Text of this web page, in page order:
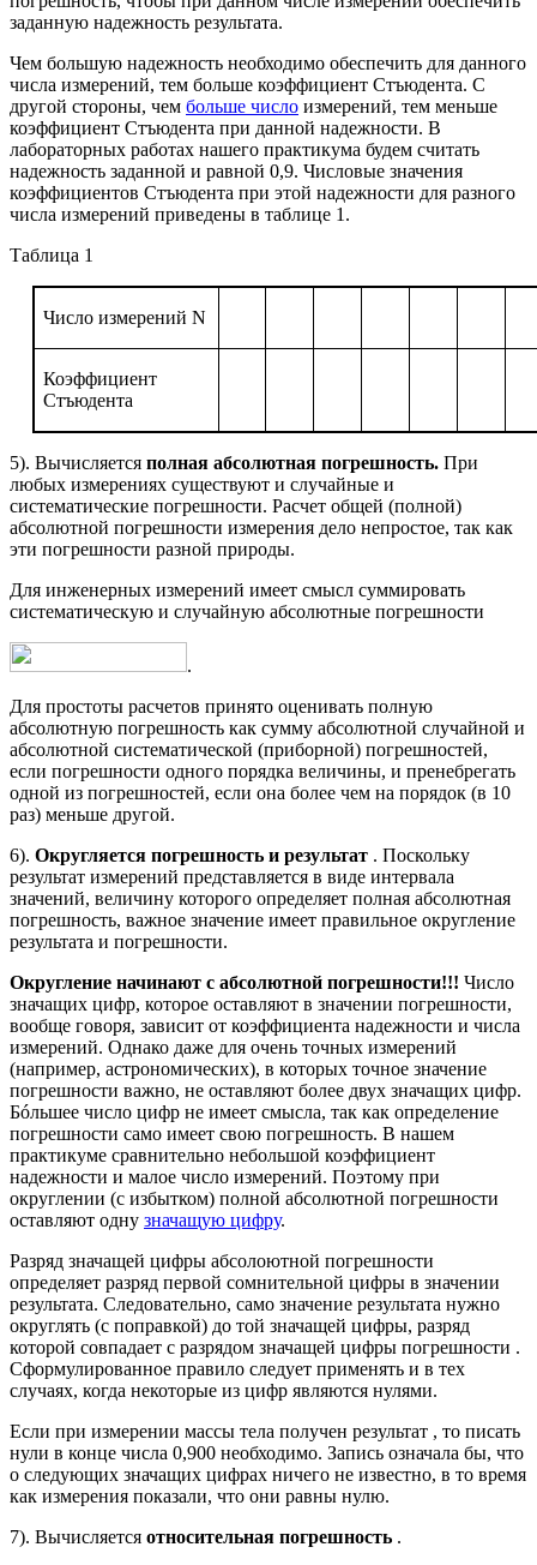
заданную надежность результата.
Чем большую надежность необходимо обеспечить для данного
числа измерений, тем больше коэффициент Стъюдента. С
другой стороны, чем больше число измерений, тем меньше
коэффициент Стъюдента при данной надежности. В
лабораторных работах нашего практикума будем считать
надежность заданной и равной 0,9. Числовые значения
коэффициентов Стъюдента при этой надежности для разного
числа измерений приведены в таблице 1.
Таблица 1
Число измерений N
Коэффициент
Стъюдента
5). Вычисляется полная абсолютная погрешность. При
любых измерениях существуют и случайные и
систематические погрешности. Расчет общей (полной)
абсолютной погрешности измерения дело непростое, так как
эти погрешности разной природы.
Для инженерных измерений имеет смысл суммировать
систематическую и случайную абсолютные погрешности
.
Для простоты расчетов принято оценивать полную
абсолютную погрешность как сумму абсолютной случайной и
абсолютной систематической (приборной) погрешностей,
если погрешности одного порядка величины, и пренебрегать
одной из погрешностей, если она более чем на порядок (в 10
раз) меньше другой.
6). Округляется погрешность и результат . Поскольку
результат измерений представляется в виде интервала
значений, величину которого определяет полная абсолютная
погрешность, важное значение имеет правильное округление
результата и погрешности.
Округление начинают с абсолютной погрешности!!! Число
значащих цифр, которое оставляют в значении погрешности,
вообще говоря, зависит от коэффициента надежности и числа
измерений. Однако даже для очень точных измерений
(например, астрономических), в которых точное значение
погрешности важно, не оставляют более двух значащих цифр.
Бóльшее число цифр не имеет смысла, так как определение
погрешности само имеет свою погрешность. В нашем
практикуме сравнительно небольшой коэффициент
надежности и малое число измерений. Поэтому при
округлении (с избытком) полной абсолютной погрешности
оставляют одну значащую цифру.
Разряд значащей цифры абсолоютной погрешности
определяет разряд первой сомнительной цифры в значении
результата. Следовательно, само значение результата нужно
округлять (с поправкой) до той значащей цифры, разряд
которой совпадает с разрядом значащей цифры погрешности .
Сформулированное правило следует применять и в тех
случаях, когда некоторые из цифр являются нулями.
Если при измерении массы тела получен результат , то писать
нули в конце числа 0,900 необходимо. Запись означала бы, что
о следующих значащих цифрах ничего не известно, в то время
как измерения показали, что они равны нулю.
7). Вычисляется относительная погрешность .